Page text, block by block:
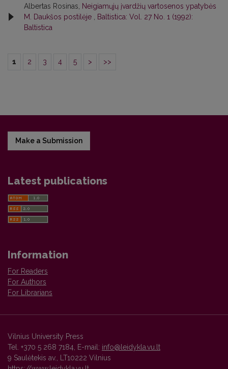
Albertas Rosinas,
Neigiamųjų įvardžių vartosenos ypatybės
M. Daukšos postilėje
Baltistica: Vol. 27 No. 1 (1992):
Baltistica
1 2 3 4 5 > >>
Make a Submission
Latest publications
Information
For Readers
For Authors
For Librarians
Vilnius University Press
Tel. +370 5 268 7184, E-mail: info@leidykla.vu.lt
9 Saulėtekis av., LT10222 Vilnius